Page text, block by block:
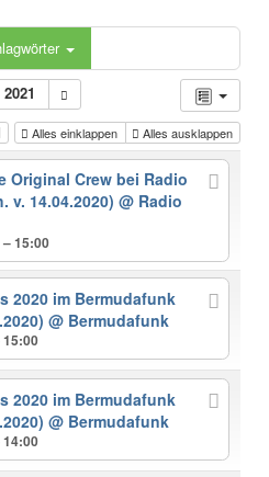
Alles einklappen Alles ausklappen
Original Crew bei Radio
v. 14.04.2020) @ Radio
15:00
2020 im Bermudafunk
@ Bermudafunk
15:00
2020 im Bermudafunk
@ Bermudafunk
14:00